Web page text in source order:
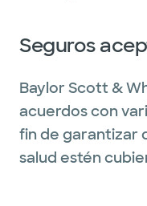
Seguros
Baylor Scott &
acuerdos con
fin de garantizar
salud estén